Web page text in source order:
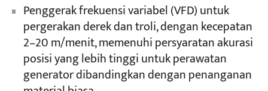
Penggerak frekuensi variabel (VFD) untuk
pergerakan derek dan troli, dengan kecepatan
2–20 m/menit, memenuhi persyaratan akurasi
posisi yang lebih tinggi untuk perawatan
generator dibandingkan dengan penanganan